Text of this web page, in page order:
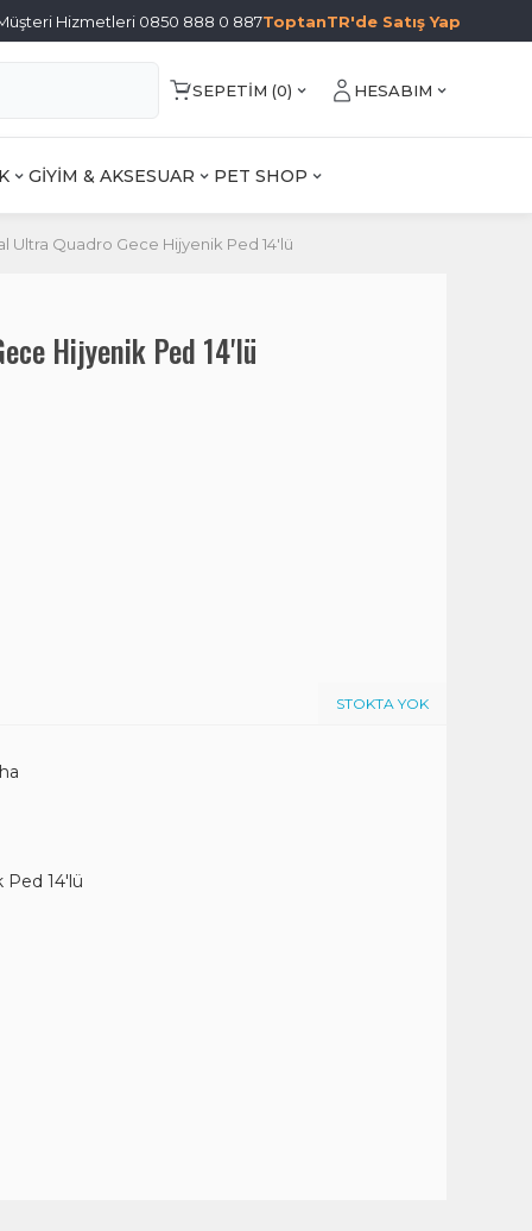
Hizmetleri 0850 888 0 887ToptanTR'de Satış Yap
SEPETIM (0) HESABIM
GİYİM & AKSESUAR PET SHOP
Ultra Quadro Gece Hijyenik Ped 14'lü
Hijyenik Ped 14'lü
STOKTA YOK
Ped 14'lü